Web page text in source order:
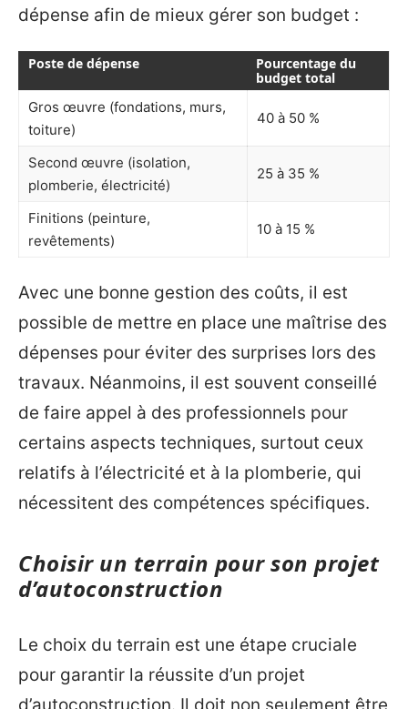
dépense afin de mieux gérer son budget :
Poste de dépense
Pourcentage du
budget total
Gros œuvre (fondations, murs,
toiture)
40 à 50 %
Second œuvre (isolation,
plomberie, électricité)
25 à 35 %
Finitions (peinture,
revêtements)
10 à 15 %
Avec une bonne gestion des coûts, il est
possible de mettre en place une maîtrise des
dépenses pour éviter des surprises lors des
travaux. Néanmoins, il est souvent conseillé
de faire appel à des professionnels pour
certains aspects techniques, surtout ceux
relatifs à l’électricité et à la plomberie, qui
nécessitent des compétences spécifiques.
Choisir un terrain pour son projet
d’autoconstruction
Le choix du terrain est une étape cruciale
pour garantir la réussite d’un projet
d’autoconstruction. Il doit non seulement être